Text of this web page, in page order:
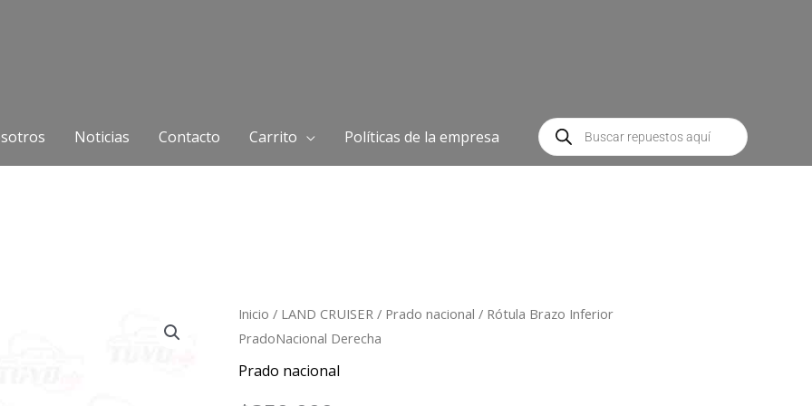
Noticias Contacto Carrito Políticas de la empresa
Búsqueda
de
productos
Inicio / LAND CRUISER / Prado nacional / Rótula Brazo Inferior
PradoNacional Derecha
Prado nacional